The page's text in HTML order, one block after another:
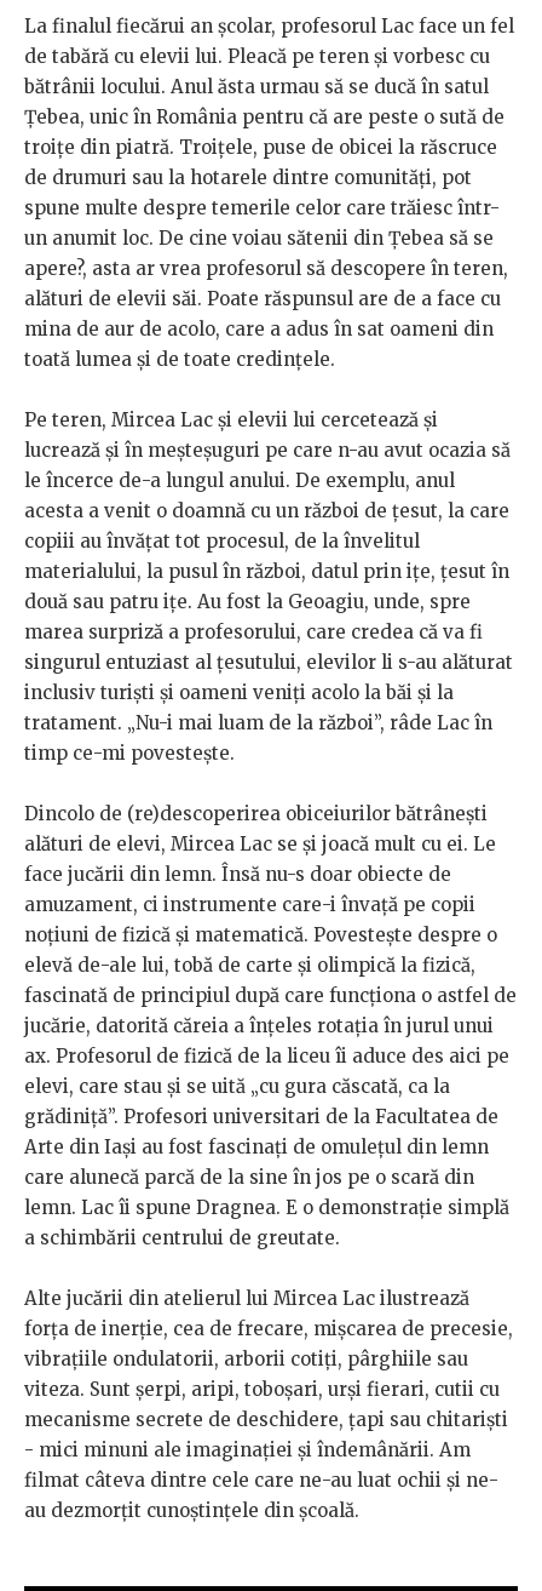
La finalul fiecărui an școlar, profesorul Lac face un fel
de tabără cu elevii lui. Pleacă pe teren și vorbesc cu
bătrânii locului. Anul ăsta urmau să se ducă în satul
Țebea, unic în România pentru că are peste o sută de
troițe din piatră. Troițele, puse de obicei la răscruce
de drumuri sau la hotarele dintre comunități, pot
spune multe despre temerile celor care trăiesc într-
un anumit loc. De cine voiau sătenii din Țebea să se
apere?, asta ar vrea profesorul să descopere în teren,
alături de elevii săi. Poate răspunsul are de a face cu
mina de aur de acolo, care a adus în sat oameni din
toată lumea și de toate credințele.
Pe teren, Mircea Lac și elevii lui cercetează și
lucrează și în meșteșuguri pe care n-au avut ocazia să
le încerce de-a lungul anului. De exemplu, anul
acesta a venit o doamnă cu un război de țesut, la care
copiii au învățat tot procesul, de la învelitul
materialului, la pusul în război, datul prin ițe, țesut în
două sau patru ițe. Au fost la Geoagiu, unde, spre
marea surpriză a profesorului, care credea că va fi
singurul entuziast al țesutului, elevilor li s-au alăturat
inclusiv turiști și oameni veniți acolo la băi și la
tratament. „Nu-i mai luam de la război”, râde Lac în
timp ce-mi povestește.
Dincolo de (re)descoperirea obiceiurilor bătrânești
alături de elevi, Mircea Lac se și joacă mult cu ei. Le
face jucării din lemn. Însă nu-s doar obiecte de
amuzament, ci instrumente care-i învață pe copii
noțiuni de fizică și matematică. Povestește despre o
elevă de-ale lui, tobă de carte și olimpică la fizică,
fascinată de principiul după care funcționa o astfel de
jucărie, datorită căreia a înțeles rotația în jurul unui
ax. Profesorul de fizică de la liceu îi aduce des aici pe
elevi, care stau și se uită „cu gura căscată, ca la
grădiniță”. Profesori universitari de la Facultatea de
Arte din Iași au fost fascinați de omulețul din lemn
care alunecă parcă de la sine în jos pe o scară din
lemn. Lac îi spune Dragnea. E o demonstrație simplă
a schimbării centrului de greutate.
Alte jucării din atelierul lui Mircea Lac ilustrează
forța de inerție, cea de frecare, mișcarea de precesie,
vibrațiile ondulatorii, arborii cotiți, pârghiile sau
viteza. Sunt șerpi, aripi, toboșari, urși fierari, cutii cu
mecanisme secrete de deschidere, țapi sau chitariști
- mici minuni ale imaginației și îndemânării. Am
filmat câteva dintre cele care ne-au luat ochii și ne-
au dezmorțit cunoștințele din școală.